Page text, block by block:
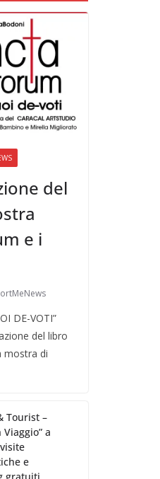
del
e i
DE-VOTI”
del libro
mostra di
Tourist –
Viaggio” a
e